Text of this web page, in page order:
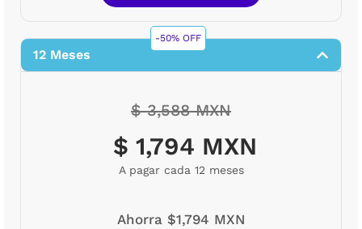
-50% OFF
12 Meses
$ 3,588 MXN
$ 1,794 MXN
A pagar cada 12 meses
Ahorra $1,794 MXN